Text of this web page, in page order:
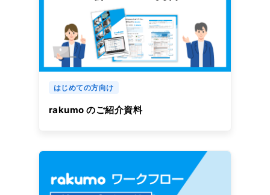
はじめての方向け
rakumo のご紹介資料